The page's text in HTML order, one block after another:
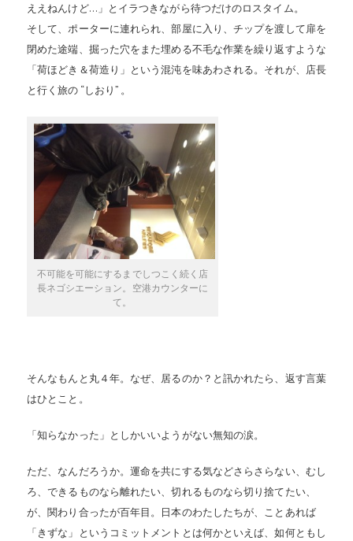
ええねんけど…」とイラつきながら待つだけのロスタイム。
そして、ポーターに連れられ、部屋に入り、チップを渡して扉を
閉めた途端、掘った穴をまた埋める不毛な作業を繰り返すような
「荷ほどき＆荷造り」という混沌を味あわされる。それが、店長
と行く旅の “しおり” 。
不可能を可能にするまでしつこく続く店
長ネゴシエーション。空港カウンターに
て。
そんなもんと丸４年。なぜ、居るのか？と訊かれたら、返す言葉
はひとこと。
「知らなかった」としかいいようがない無知の涙。
ただ、なんだろうか。運命を共にする気などさらさらない、むし
ろ、できるものなら離れたい、切れるものなら切り捨てたい、
が、関わり合ったが百年目。日本のわたしたちが、ことあれば
「きずな」というコミットメントとは何かといえば、如何ともし